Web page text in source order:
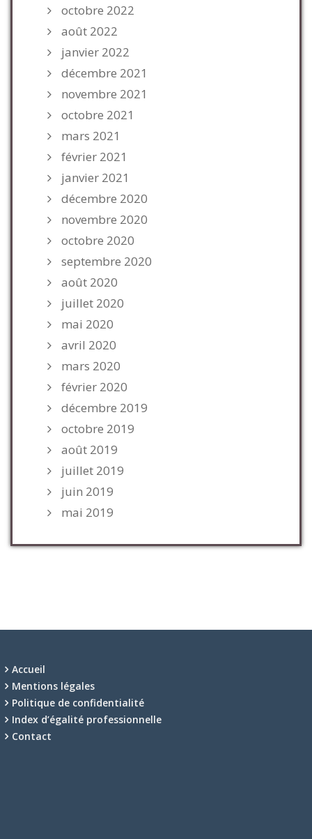
octobre 2022
août 2022
janvier 2022
décembre 2021
novembre 2021
octobre 2021
mars 2021
février 2021
janvier 2021
décembre 2020
novembre 2020
octobre 2020
septembre 2020
août 2020
juillet 2020
mai 2020
avril 2020
mars 2020
février 2020
décembre 2019
octobre 2019
août 2019
juillet 2019
juin 2019
mai 2019
Accueil
Mentions légales
Politique de confidentialité
Index d’égalité professionnelle
Contact